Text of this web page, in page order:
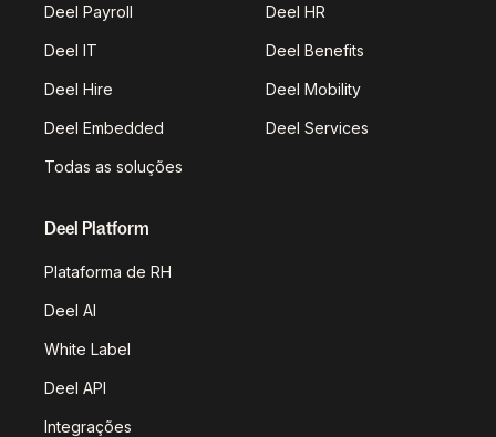
Deel Payroll Deel HR
Deel IT Deel Benefits
Deel Hire Deel Mobility
Deel Embedded Deel Services
Todas as soluções
Deel Platform
Plataforma de RH
Deel AI
White Label
Deel API
Integrações